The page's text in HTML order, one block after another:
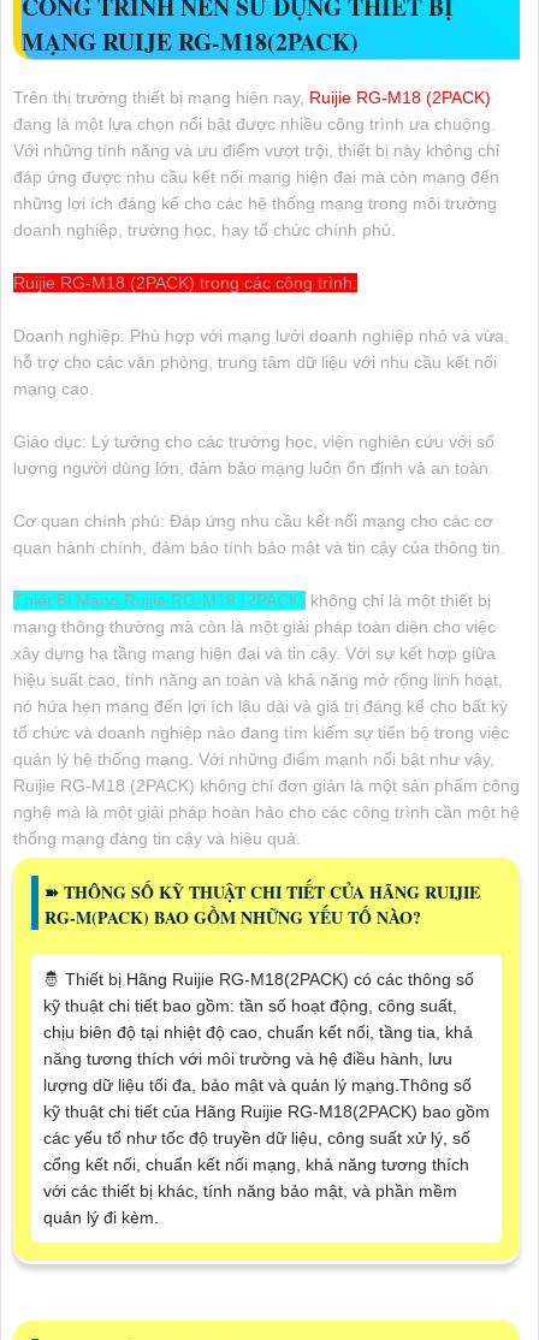
MẠNG RUIJE RG-M18(2PACK)
Trên thị trường thiết bị mạng hiện nay, Ruijie RG-M18 (2PACK)
đang là một lựa chọn nổi bật được nhiều công trình ưa chuộng.
Với những tính năng và ưu điểm vượt trội, thiết bị này không chỉ
đáp ứng được nhu cầu kết nối mạng hiện đại mà còn mang đến
những lợi ích đáng kể cho các hệ thống mạng trong môi trường
doanh nghiệp, trường học, hay tổ chức chính phủ.
Ruijie RG-M18 (2PACK) trong các công trình:
Doanh nghiệp: Phù hợp với mạng lưới doanh nghiệp nhỏ và vừa,
hỗ trợ cho các văn phòng, trung tâm dữ liệu với nhu cầu kết nối
mạng cao.
Giáo dục: Lý tưởng cho các trường học, viện nghiên cứu với số
lượng người dùng lớn, đảm bảo mạng luôn ổn định và an toàn.
Cơ quan chính phủ: Đáp ứng nhu cầu kết nối mạng cho các cơ
quan hành chính, đảm bảo tính bảo mật và tin cậy của thông tin.
Thiết Bị Mạng Ruijie RG-M18 (2PACK) không chỉ là một thiết bị
mạng thông thường mà còn là một giải pháp toàn diện cho việc
xây dựng hạ tầng mạng hiện đại và tin cậy. Với sự kết hợp giữa
hiệu suất cao, tính năng an toàn và khả năng mở rộng linh hoạt,
nó hứa hẹn mang đến lợi ích lâu dài và giá trị đáng kể cho bất kỳ
tổ chức và doanh nghiệp nào đang tìm kiếm sự tiến bộ trong việc
quản lý hệ thống mạng. Với những điểm mạnh nổi bật như vậy,
Ruijie RG-M18 (2PACK) không chỉ đơn giản là một sản phẩm công
nghệ mà là một giải pháp hoàn hảo cho các công trình cần một hệ
thống mạng đáng tin cậy và hiệu quả.
➽ THÔNG SỐ KỸ THUẬT CHI TIẾT CỦA HÃNG RUIJIE
RG-M(PACK) BAO GỒM NHỮNG YẾU TỐ NÀO?
🤴 Thiết bị Hãng Ruijie RG-M18(2PACK) có các thông số
kỹ thuật chi tiết bao gồm: tần số hoạt động, công suất,
chịu biên độ tại nhiệt độ cao, chuẩn kết nối, tầng tia, khả
năng tương thích với môi trường và hệ điều hành, lưu
lượng dữ liệu tối đa, bảo mật và quản lý mạng.Thông số
kỹ thuật chi tiết của Hãng Ruijie RG-M18(2PACK) bao gồm
các yếu tố như tốc độ truyền dữ liệu, công suất xử lý, số
cổng kết nối, chuẩn kết nối mạng, khả năng tương thích
với các thiết bị khác, tính năng bảo mật, và phần mềm
quản lý đi kèm.